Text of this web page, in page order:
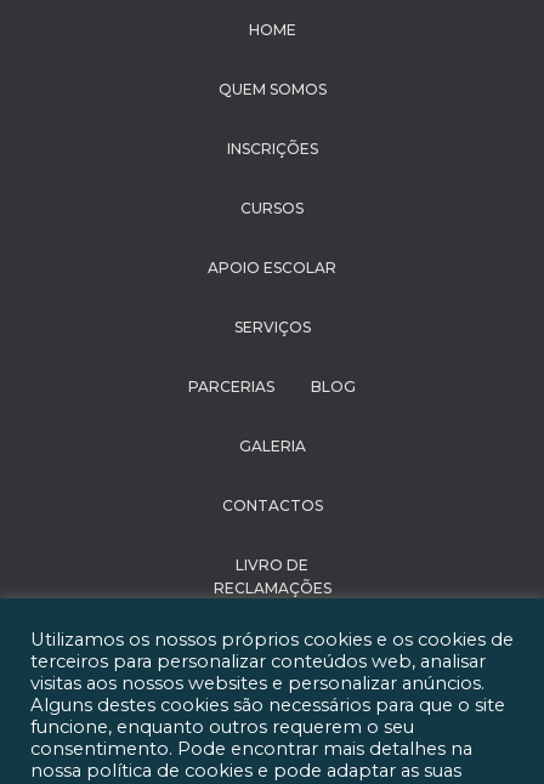
HOME
QUEM SOMOS
INSCRIÇÕES
CURSOS
APOIO ESCOLAR
SERVIÇOS
PARCERIAS BLOG
GALERIA
CONTACTOS
LIVRO DE
RECLAMAÇÕES
POLÍTICA DE
PRIVACIDADE
RECRUTAMENTO
Utilizamos os nossos próprios cookies e os cookies de
terceiros para personalizar conteúdos web, analisar
visitas aos nossos websites e personalizar anúncios.
Alguns destes cookies são necessários para que o site
funcione, enquanto outros requerem o seu
consentimento. Pode encontrar mais detalhes na
nossa política de cookies e pode adaptar as suas